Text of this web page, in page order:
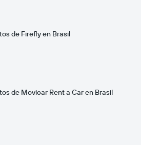
de Firefly en Brasil
de Movicar Rent a Car en Brasil